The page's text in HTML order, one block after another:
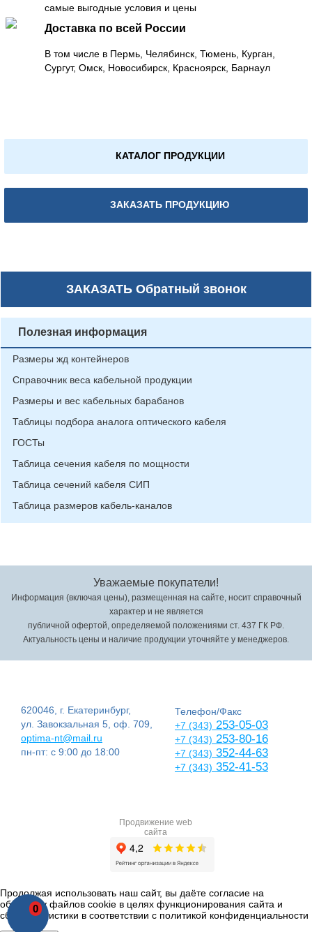
самые выгодные условия и цены
Доставка по всей России
В том числе в Пермь, Челябинск, Тюмень, Курган,
Сургут, Омск, Новосибирск, Красноярск, Барнаул
КАТАЛОГ ПРОДУКЦИИ
ЗАКАЗАТЬ ПРОДУКЦИЮ
ЗАКАЗАТЬОбратный звонок
0
Полезная информация
Размеры жд контейнеров
Справочник веса кабельной продукции
Размеры и вес кабельных барабанов
Таблицы подбора аналога оптического кабеля
ГОСТы
Таблица сечения кабеля по мощности
Таблица сечений кабеля СИП
Таблица размеров кабель-каналов
Уважаемые покупатели!
Информация (включая цены), размещенная на сайте, носит справочный
характер и не является
публичной офертой, определяемой положениями ст. 437 ГК РФ.
Актуальность цены и наличие продукции уточняйте у менеджеров.
620046, г. Екатеринбург,
ул. Завокзальная 5, оф. 709,
optima-nt@mail.ru
пн-пт: с 9:00 до 18:00
Телефон/Факс
+7 (343) 253-05-03
+7 (343) 253-80-16
+7 (343) 352-44-63
+7 (343) 352-41-53
Продвижение web
сайта
Продолжая использовать наш сайт, вы даёте согласие на
обработку файлов cookie в целях функционирования сайта и
сбора статистики в соответствии с политикой конфиденциальности